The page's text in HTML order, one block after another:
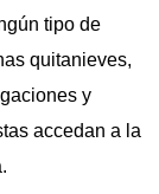
tipo de
quitanieves,
y
accedan a la